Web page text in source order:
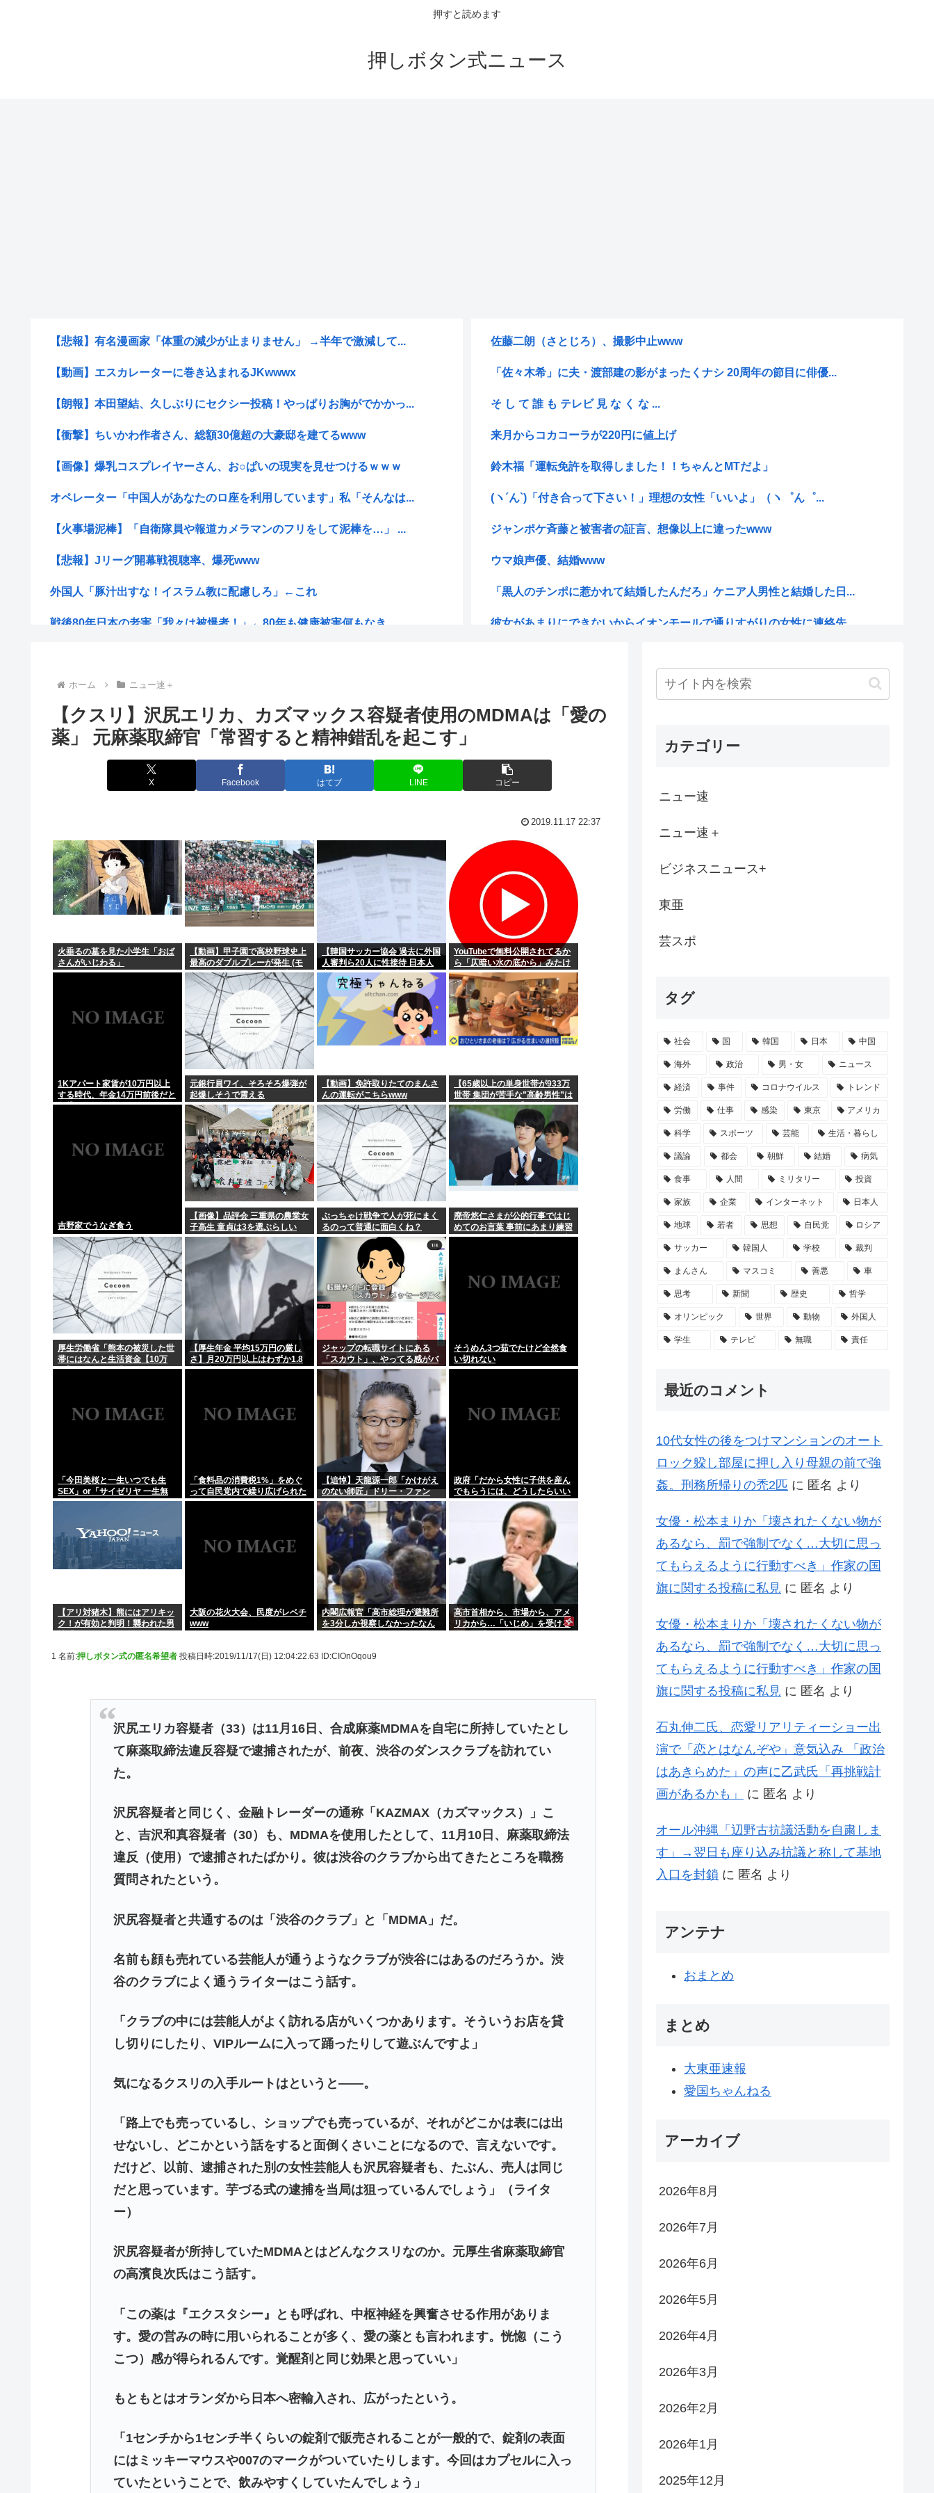
押すと読めます
押しボタン式ニュース
【悲報】有名漫画家「体重の減少が止まりません」 →半年で激減して...
【動画】エスカレーターに巻き込まれるJKwwwx
【朗報】本田望結、久しぶりにセクシー投稿！やっぱりお胸がでかかっ...
【衝撃】ちいかわ作者さん、総額30億超の大豪邸を建てるwww
【画像】爆乳コスプレイヤーさん、お○ぱいの現実を見せつけるｗｗｗ
オペレーター「中国人があなたのロ座を利用しています」私「そんなは...
【火事場泥棒】「自衛隊員や報道カメラマンのフリをして泥棒を…」 ...
【悲報】Jリーグ開幕戦視聴率、爆死www
外国人「豚汁出すな！イスラム教に配慮しろ」←これ
戦後80年日本の老害「我々は被爆者！」←80年も健康被害何もなき...
次の総理って小泉か林か小林なんか
交通ルールの周知促す 外国事情に精通する6人 「外国人交通安全ア...
【画像】フジテレビで水着JKwww
高市首相から、市場から、アメリカから…「いじめ」を受ける日銀が「...
海外の一番手Vグループ支配が「現地勢の自滅」によって一層深刻化し...
【厚生年金 平均15万円の厳しさ】月20万円以上はわずか1.8割...
ドパガキ・Z世代のせいで廃れてきた文化
【政府】高市総理「物価上昇を上回る賃上げを日本に定着させる」 国...
【悲報】ロシア、じわじわと逝き始める
日本の国旗って世界一シンプルなのに分かりやすくて見た目もいいよな
【最近】俺がAmazonで買ってよかったものおしえる
佐藤二朗（さとじろ）、撮影中止www
「佐々木希」に夫・渡部建の影がまったくナシ 20周年の節目に俳優...
そ し て 誰 も テレビ 見 な く な ...
来月からコカコーラが220円に値上げ
鈴木福「運転免許を取得しました！！ちゃんとMTだよ」
(ヽ´ん`)「付き合って下さい！」理想の女性「いいよ」（ヽ゜ん゜...
ジャンポケ斉藤と被害者の証言、想像以上に違ったwww
ウマ娘声優、結婚www
「黒人のチンポに惹かれて結婚したんだろ」ケニア人男性と結婚した日...
彼女があまりにできないからイオンモールで通りすがりの女性に連絡先...
「中古」は止めておいたほうがいいもの
BYD社長「ラッコの開発に『大手から日本人の技術者を引き抜いた』...
日傘バカ女は4ね
伊集院光「カレーにじゃがいもはいらない」
経験人数は夫・1人だけ。制服の似合う美少女が…
俺が買うか悩んでる靴正直に評価してくれ
メーカー「消費税7%安くなるならその分値上げしたろw」これどうす...
経営者「消費税が1%になっても値下げはしない、差額は懐に入れる」
NHK性加害事案、国会で追及へ 8月中に総務委員会が閉会中審査も
【視聴率】ゴールデン帯でテレ東がフジを上回る トップはテレ朝
ホーム ニュー速＋
【クスリ】沢尻エリカ、カズマックス容疑者使用のMDMAは「愛の
薬」 元麻薬取締官「常習すると精神錯乱を起こす」
X Facebook はてブ LINE コピー
2019.11.17 22:37
火垂るの墓を見た小学生「おば
さんがいじわる」
【動画】甲子園で高校野球史上
最高のダブルプレーが発生 (モ
メンらの想像の25倍は史上最
高)これもうプロ野球超えてるだ
ろ…
【韓国サッカー協会 過去に外国
人審判ら20人に性接待 日本人
審判2人も含む…一度も負けな
し】韓国でサッカーファンや国
民から怒りと失望の声
YouTubeで無料公開されてるか
ら「仄暗い水の底から」みたけ
ど
1Kアパート家賃が10万円以上
する時代、年金14万円前後だと
賃貸の人は無理じゃね？
元銀行員ワイ、そろそろ爆弾が
起爆しそうで震える
【動画】免許取りたてのまんさ
んの運転がこちらwww
【65歳以上の単身世帯が933万
世帯 集団が苦手な”高齢男性”は
どう生きていく？】孤独死のリ
スクも…専門家 「8日以上見つ
からないのも圧倒的に男性」
吉野家でうなぎ食う
【画像】品評会 三重県の農業女
子高生 童貞は3を選ぶらしい
ぶっちゃけ戦争で人が死にまく
るのって普通に面白くね？
廃帝悠仁さまが公的行事ではじ
めてのお言葉 事前にあまり練習
してないっぽい。滑舌悪いし大
厚生労働省「熊本の被災した世
帯にはなんと生活資金【10万
円】を無利子で貸してあげま
【厚生年金 平均15万円の厳し
さ】月20万円以上はわずか1.8
割、高齢夫婦は毎月4.2万円の
ジャップの転職サイトにある
「スカウト」、やってる感がバ
レ始めるwww
そうめん3つ茹でたけど全然食
い切れない
「今田美桜と一生いつでも生
SEX」or「サイゼリヤ 一生無
料」www
「食料品の消費税1%」をめぐ
って自民党内で繰り広げられた
情報戦…！ウソまで飛び交った
【追悼】天龍源一郎「かけがえ
のない師匠」ドリー・ファン
ク・ジュニアさん追悼
政府「だから女性に子供を産ん
でもらうには、どうしたらいい
【アリ対猪木】熊にはアリキッ
ク！が有効と判明！襲われた男
大阪の花火大会、民度がレベチ
www
内閣広報官「高市総理が避難所
を3分しか視察しなかったなん
高市首相から、市場から、アメ
リカから…「いじめ」を受ける
1 名前:押しボタン式の匿名希望者 投稿日時:2019/11/17(日) 12:04:22.63 ID:CIOnOqou9
沢尻エリカ容疑者（33）は11月16日、合成麻薬MDMAを自宅に所持していたとし
て麻薬取締法違反容疑で逮捕されたが、前夜、渋谷のダンスクラブを訪れてい
た。
沢尻容疑者と同じく、金融トレーダーの通称「KAZMAX（カズマックス）」こ
と、吉沢和真容疑者（30）も、MDMAを使用したとして、11月10日、麻薬取締法
違反（使用）で逮捕されたばかり。彼は渋谷のクラブから出てきたところを職務
質問されたという。
沢尻容疑者と共通するのは「渋谷のクラブ」と「MDMA」だ。
名前も顔も売れている芸能人が通うようなクラブが渋谷にはあるのだろうか。渋
谷のクラブによく通うライターはこう話す。
「クラブの中には芸能人がよく訪れる店がいくつかあります。そういうお店を貸
し切りにしたり、VIPルームに入って踊ったりして遊ぶんですよ」
気になるクスリの入手ルートはというと――。
「路上でも売っているし、ショップでも売っているが、それがどこかは表には出
せないし、どこかという話をすると面倒くさいことになるので、言えないです。
だけど、以前、逮捕された別の女性芸能人も沢尻容疑者も、たぶん、売人は同じ
だと思っています。芋づる式の逮捕を当局は狙っているんでしょう」（ライタ
ー）
沢尻容疑者が所持していたMDMAとはどんなクスリなのか。元厚生省麻薬取締官
の高濱良次氏はこう話す。
「この薬は『エクスタシー』とも呼ばれ、中枢神経を興奮させる作用がありま
す。愛の営みの時に用いられることが多く、愛の薬とも言われます。恍惚（こう
こつ）感が得られるんです。覚醒剤と同じ効果と思っていい」
もともとはオランダから日本へ密輸入され、広がったという。
「1センチから1センチ半くらいの錠剤で販売されることが一般的で、錠剤の表面
にはミッキーマウスや007のマークがついていたりします。今回はカプセルに入っ
ていたということで、飲みやすくしていたんでしょう」
カテゴリー
ニュー速
ニュー速＋
ビジネスニュース+
東亜
芸スポ
タグ
社会 国 韓国 日本 中国
海外 政治 男・女 ニュース
経済 事件 コロナウイルス トレンド
労働 仕事 感染 東京 アメリカ
科学 スポーツ 芸能 生活・暮らし
議論 都会 朝鮮 結婚 病気
食事 人間 ミリタリー 投資
家族 企業 インターネット 日本人
地球 若者 思想 自民党 ロシア
サッカー 韓国人 学校 裁判
まんさん マスコミ 善悪 車
思考 新聞 歴史 哲学
オリンピック 世界 動物 外国人
学生 テレビ 無職 責任
最近のコメント
10代女性の後をつけマンションのオート
ロック躱し部屋に押し入り母親の前で強
姦。刑務所帰りの禿2匹 に 匿名 より
女優・松本まりか「壊されたくない物が
あるなら、罰で強制でなく…大切に思っ
てもらえるように行動すべき」作家の国
旗に関する投稿に私見 に 匿名 より
女優・松本まりか「壊されたくない物が
あるなら、罰で強制でなく…大切に思っ
てもらえるように行動すべき」作家の国
旗に関する投稿に私見 に 匿名 より
石丸伸二氏、恋愛リアリティーショー出
演で「恋とはなんぞや」意気込み 「政治
はあきらめた」の声に乙武氏「再挑戦計
画があるかも」
に 匿名 より
オール沖縄「辺野古抗議活動を自粛しま
す」→翌日も座り込み抗議と称して基地
入口を封鎖 に 匿名 より
アンテナ
おまとめ
まとめ
大東亜速報
愛国ちゃんねる
アーカイブ
2026年8月
2026年7月
2026年6月
2026年5月
2026年4月
2026年3月
2026年2月
2026年1月
2025年12月